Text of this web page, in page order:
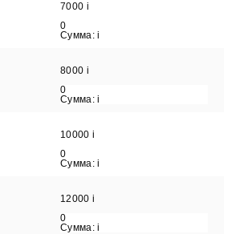
7000 i
0
Сумма:i
8000 i
0
Сумма:i
10000i
0
Сумма:i
12000i
0
Сумма:i